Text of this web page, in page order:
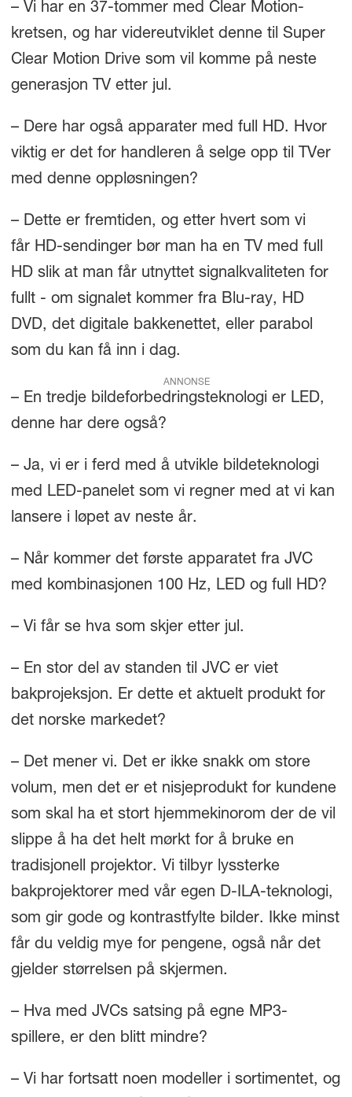
– Vi har en 37-tommer med Clear Motion-
kretsen, og har videreutviklet denne til Super
Clear Motion Drive som vil komme på neste
generasjon TV etter jul.
– Dere har også apparater med full HD. Hvor
viktig er det for handleren å selge opp til TVer
med denne oppløsningen?
– Dette er fremtiden, og etter hvert som vi
får HD-sendinger bør man ha en TV med full
HD slik at man får utnyttet signalkvaliteten for
fullt - om signalet kommer fra Blu-ray, HD
DVD, det digitale bakkenettet, eller parabol
som du kan få inn i dag.
ANNONSE
– En tredje bildeforbedringsteknologi er LED,
denne har dere også?
– Ja, vi er i ferd med å utvikle bildeteknologi
med LED-panelet som vi regner med at vi kan
lansere i løpet av neste år.
– Når kommer det første apparatet fra JVC
med kombinasjonen 100 Hz, LED og full HD?
– Vi får se hva som skjer etter jul.
– En stor del av standen til JVC er viet
bakprojeksjon. Er dette et aktuelt produkt for
det norske markedet?
– Det mener vi. Det er ikke snakk om store
volum, men det er et nisjeprodukt for kundene
som skal ha et stort hjemmekinorom der de vil
slippe å ha det helt mørkt for å bruke en
tradisjonell projektor. Vi tilbyr lyssterke
bakprojektorer med vår egen D-ILA-teknologi,
som gir gode og kontrastfylte bilder. Ikke minst
får du veldig mye for pengene, også når det
gjelder størrelsen på skjermen.
– Hva med JVCs satsing på egne MP3-
spillere, er den blitt mindre?
– Vi har fortsatt noen modeller i sortimentet, og